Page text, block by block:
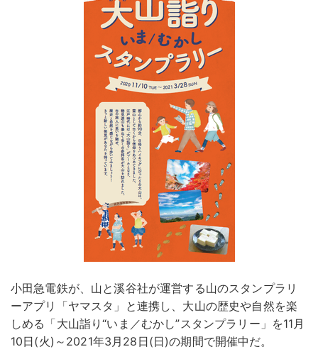
小田急電鉄が、山と溪谷社が運営する山のスタンプラリ
ーアプリ「ヤマスタ」と連携し、大山の歴史や自然を楽
しめる「大山詣り“いま／むかし”スタンプラリー」を11月
10日(火)～2021年3月28日(日)の期間で開催中だ。